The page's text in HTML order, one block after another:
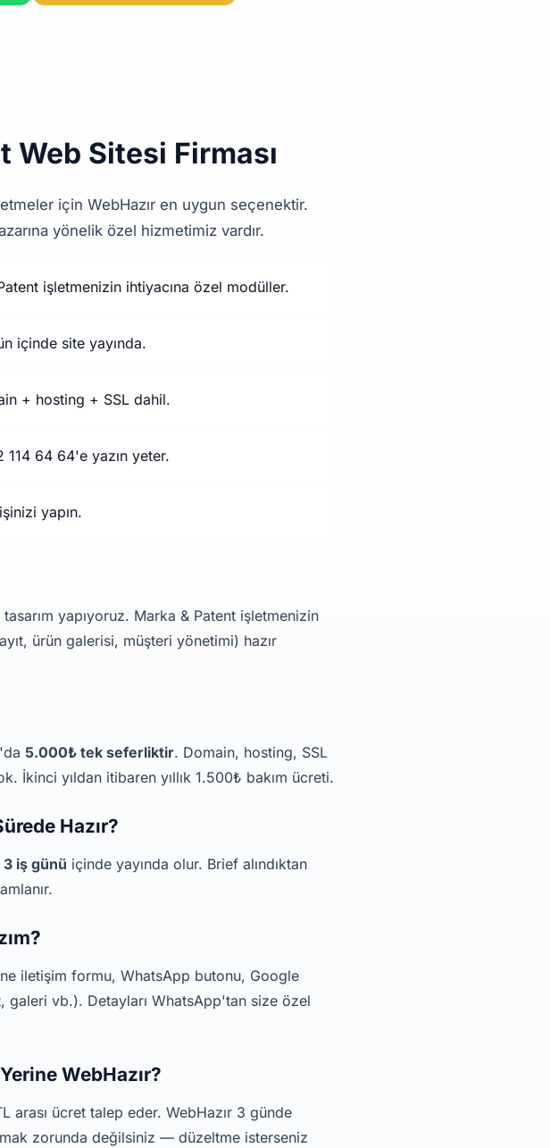
Sitesi Firması
için WebHazır en uygun seçenektir.
yönelik özel hizmetimiz vardır.
işletmenizin ihtiyacına özel modüller.
içinde site yayında.
+ hosting + SSL dahil.
64 64'e yazın yeter.
yapın.
yapıyoruz. Marka & Patent işletmenizin
ürün galerisi, müşteri yönetimi) hazır
5.000₺ tek seferliktir. Domain, hosting, SSL
İkinci yıldan itibaren yıllık 1.500₺ bakım ücreti.
Hazır?
3 iş günü içinde yayında olur. Brief alındıktan
iletişim formu, WhatsApp butonu, Google
vb.). Detayları WhatsApp'tan size özel
WebHazır?
ücret talep eder. WebHazır 3 günde
zorunda değilsiniz — düzeltme isterseniz